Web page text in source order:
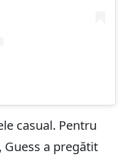
casual. Pentru
a pregătit